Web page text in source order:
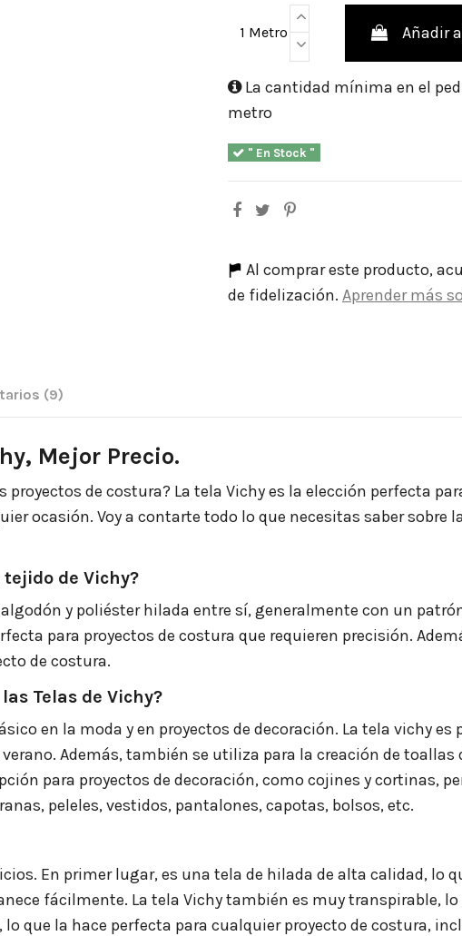
1 Metro Añadir
La cantidad mínima en el
metro
" En Stock "
Al comprar este producto,
de fidelización. Aprender más
(9)
Mejor Precio.
de costura? La tela Vichy es la elección perfecta
ocasión. Voy a contarte todo lo que necesitas saber sobre
tejido de Vichy?
y poliéster hilada entre sí, generalmente con un
para proyectos de costura que requieren precisión.
de costura.
Telas de Vichy?
en la moda y en proyectos de decoración. La tela vichy
Además, también se utiliza para la creación de toallas
para proyectos de decoración, como cojines y cortinas,
peleles, vestidos, pantalones, capotas, bolsos, etc.
En primer lugar, es una tela de hilada de alta calidad, lo
fácilmente. La tela Vichy también es muy transpirable,
que la hace perfecta para cualquier proyecto de costura,